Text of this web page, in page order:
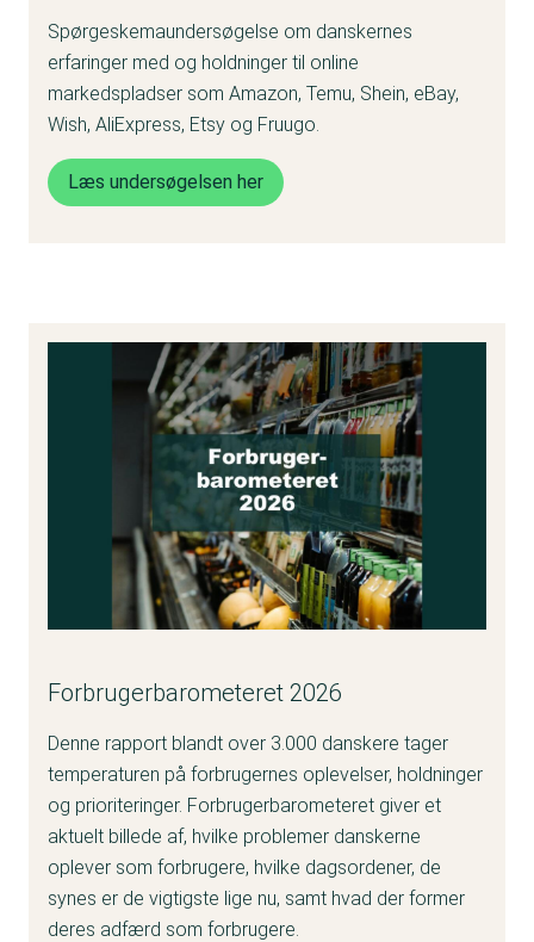
Spørgeskemaundersøgelse om danskernes
erfaringer med og holdninger til online
markedspladser som Amazon, Temu, Shein, eBay,
Wish, AliExpress, Etsy og Fruugo.
Læs undersøgelsen her
Forbrugerbarometeret 2026
Denne rapport blandt over 3.000 danskere tager
temperaturen på forbrugernes oplevelser, holdninger
og prioriteringer. Forbrugerbarometeret giver et
aktuelt billede af, hvilke problemer danskerne
oplever som forbrugere, hvilke dagsordener, de
synes er de vigtigste lige nu, samt hvad der former
deres adfærd som forbrugere.